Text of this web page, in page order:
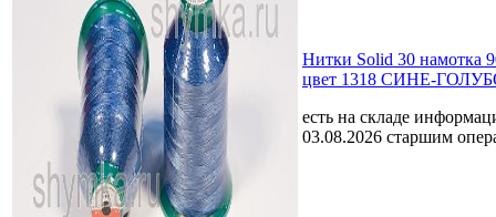
Нитки Solid 30 намотка
цвет 1318 СИНЕ-
есть на складе
03.08.2026 старшим